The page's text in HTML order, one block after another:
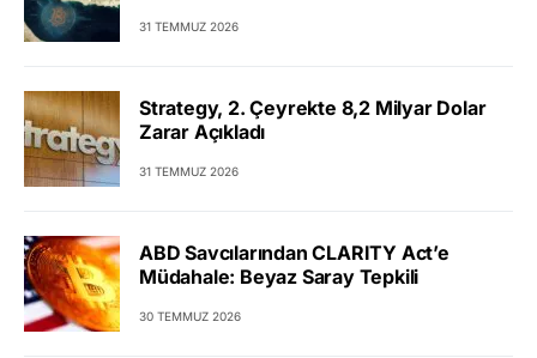
31 TEMMUZ 2026
Strategy, 2. Çeyrekte 8,2 Milyar Dolar
Zarar Açıkladı
31 TEMMUZ 2026
ABD Savcılarından CLARITY Act’e
Müdahale: Beyaz Saray Tepkili
30 TEMMUZ 2026